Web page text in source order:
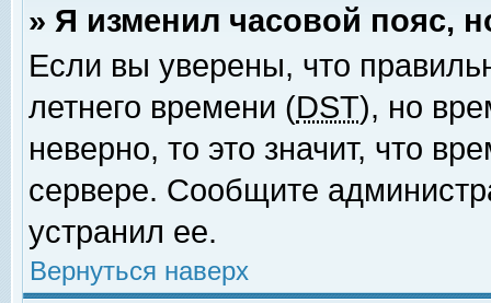
» Я изменил часовой пояс,
Если вы уверены, что
летнего времени (DST), но
неверно, то это значит, что
сервере. Сообщите
устранил ее.
Вернуться наверх